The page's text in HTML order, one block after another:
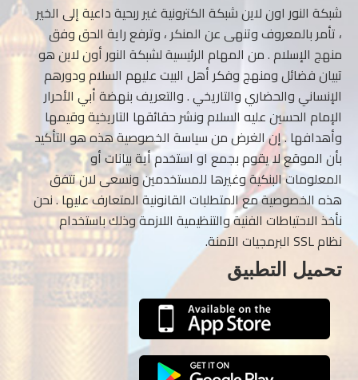
شبكة النور اون لاين شبكة الكترونية غير ربحية داعية إلى الخير
، تأمر بالمعروف وتنهى عن المنكر ، وترفع راية الحق وفق
منهج الإسلام . من المهام الرئيسية لشبكة النور أون لاين هو
تبيان فضائل ومنهج وفكر أهل البيت عليهم السلام ودورهم
الإنساني والحضاري والتاريخي . والتعريف بنهضة أبي الأحرار
الإمام الحسين عليه السلام ونشر حقائقها التاريخية وقيمها
وأهدافها . إن الغرض من سياسة الخصوصية هذه هو التأكيد
بأن الموقع لا يقوم بجمع او استخدم أية بيانات أو
المعلومات البنكية وغيرها للمستخدمين ونسعى لان تتفق
هذه الخصوصية مع المتطلبات القانونية المتعارف عليها . نحن
نأخذ الاحتياطات الفنية والتنظيمية اللازمة وذلك باستخدام
نظام SSL البرمجيات الآمنة.
تحميل التطبيق